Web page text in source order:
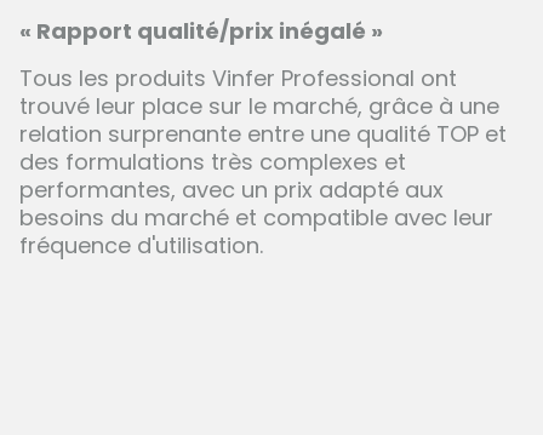
« Rapport qualité/prix inégalé »
Tous les produits Vinfer Professional ont
trouvé leur place sur le marché, grâce à une
relation surprenante entre une qualité TOP et
des formulations très complexes et
performantes, avec un prix adapté aux
besoins du marché et compatible avec leur
fréquence d'utilisation.